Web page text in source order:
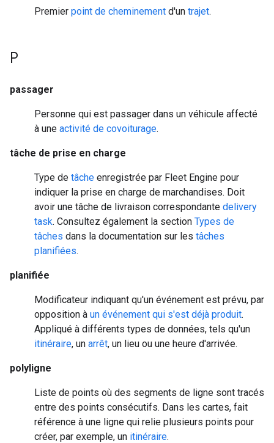
Premier point de cheminement d'un trajet.
P
passager
Personne qui est passager dans un véhicule affecté
à une activité de covoiturage.
tâche de prise en charge
Type de tâche enregistrée par Fleet Engine pour
indiquer la prise en charge de marchandises. Doit
avoir une tâche de livraison correspondante delivery
task. Consultez également la section Types de
tâches dans la documentation sur les tâches
planifiées.
planifiée
Modificateur indiquant qu'un événement est prévu, par
opposition à un événement qui s'est déjà produit.
Appliqué à différents types de données, tels qu'un
itinéraire, un arrêt, un lieu ou une heure d'arrivée.
polyligne
Liste de points où des segments de ligne sont tracés
entre des points consécutifs. Dans les cartes, fait
référence à une ligne qui relie plusieurs points pour
créer, par exemple, un itinéraire.